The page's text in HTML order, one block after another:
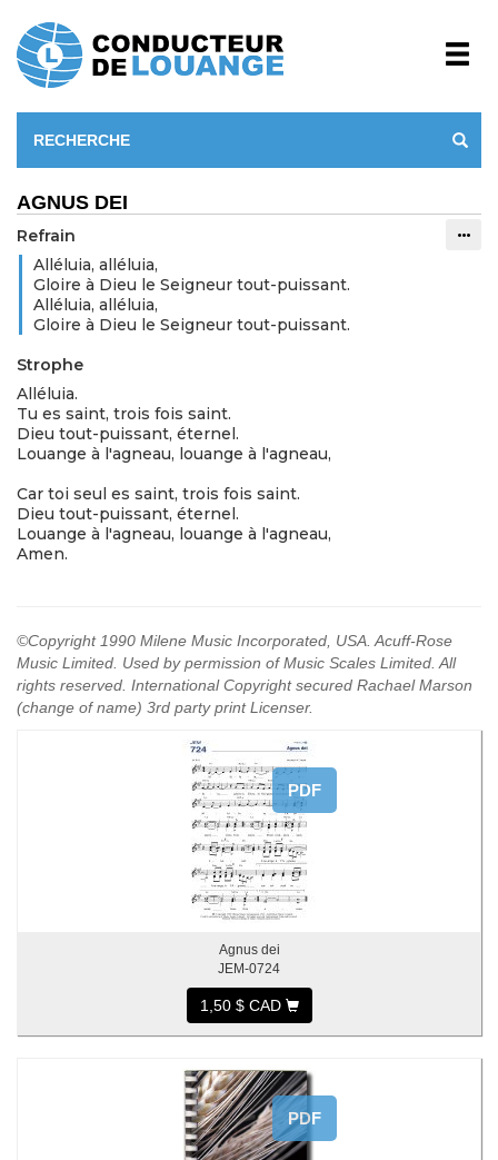
AGNUS DEI
Refrain
Alléluia, alléluia,
Gloire à Dieu le Seigneur tout-puissant.
Alléluia, alléluia,
Gloire à Dieu le Seigneur tout-puissant.
Strophe
Alléluia.
Tu es saint, trois fois saint.
Dieu tout-puissant, éternel.
Louange à l'agneau, louange à l'agneau,
Car toi seul es saint, trois fois saint.
Dieu tout-puissant, éternel.
Louange à l'agneau, louange à l'agneau,
Amen.
©Copyright 1990 Milene Music Incorporated, USA. Acuff-Rose
Music Limited. Used by permission of Music Scales Limited. All
rights reserved. International Copyright secured Rachael Marson
(change of name) 3rd party print Licenser.
PDF
Agnus dei
JEM-0724
1,50 $ CAD
PDF